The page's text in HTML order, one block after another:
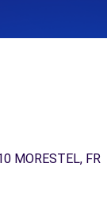
MORESTEL, FR